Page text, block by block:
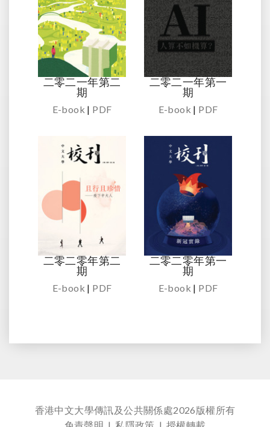
二零二一年第二
期
E-book | PDF
二零二一年第一
期
E-book | PDF
二零二零年第二
期
E-book | PDF
二零二零年第一
期
E-book | PDF
香港中文大學傳訊及公共關係處2026版權所有